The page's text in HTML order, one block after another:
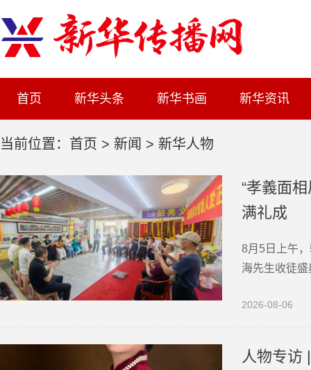
首页 新华头条 新华书画 新华资讯
当前位置： 首页 > 新闻 > 新华人物
“孝義面
满礼成
8月5日上午
海先生收徒
陵院士弟子王
2026-08-06
人物专访